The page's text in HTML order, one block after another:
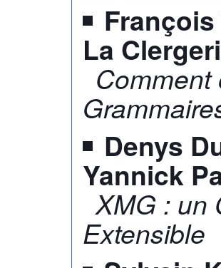
La
Denys
Yannick
XMG : un
Extensible